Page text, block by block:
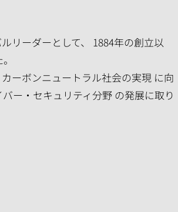
リーダーとして、 1884年の創立以
ーボンニュートラル社会の実現 に向
ー・セキュリティ分野 の発展に取り